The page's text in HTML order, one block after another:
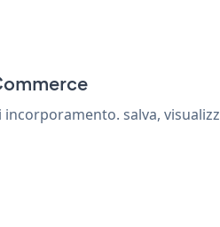
salva,